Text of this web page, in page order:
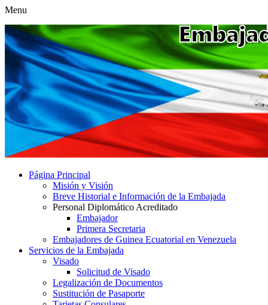
Menu
Página Principal
Misión y Visión
Breve Historial e Información de la Embajada
Personal Diplomático Acreditado
Embajador
Primera Secretaria
Embajadores de Guinea Ecuatorial en Venezuela
Servicios de la Embajada
Visado
Solicitud de Visado
Legalización de Documentos
Sustitución de Pasaporte